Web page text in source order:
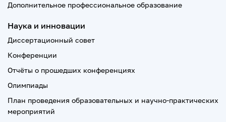
Дополнительное профессиональное образование
Наука и инновации
Диссертационный совет
Конференции
Отчёты о прошедших конференциях
Олимпиады
План проведения образовательных и научно-практических
мероприятий